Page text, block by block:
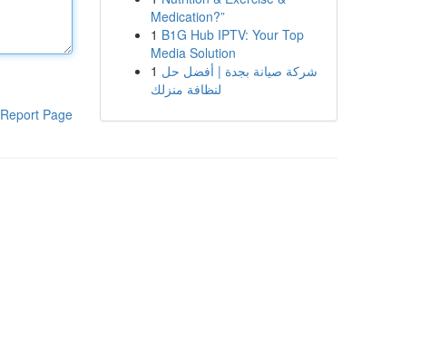
Report Page
Medication?”
1 B1G Hub IPTV: Your Top
Media Solution
1 شركة صيانة بجدة | أفضل حل
لنظافة منزلك